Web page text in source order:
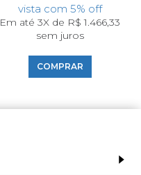
vista com 5% off
Em até 3X de R$ 1.466,33
sem juros
COMPRAR